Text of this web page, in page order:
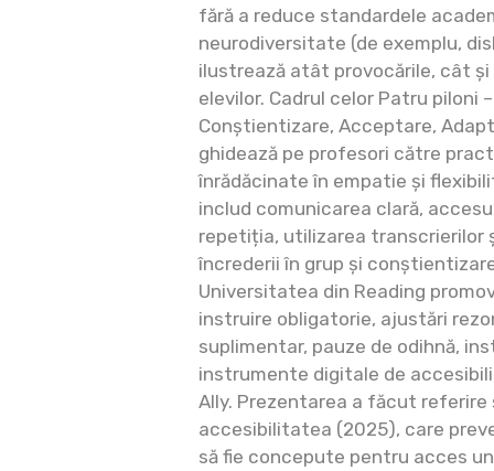
fără a reduce standardele
neurodiversitate (de exemplu,
ilustrează atât provocările, cât
elevilor. Cadrul celor Patru piloni
Conștientizare, Acceptare,
ghidează pe profesori către
înrădăcinate în empatie și
includ comunicarea clară,
repetiția, utilizarea transcrierilor
încrederii în grup și
Universitatea din Reading
instruire obligatorie, ajustări
suplimentar, pauze de odihnă,
instrumente digitale de
Ally. Prezentarea a făcut referire
accesibilitatea (2025), care
să fie concepute pentru acces